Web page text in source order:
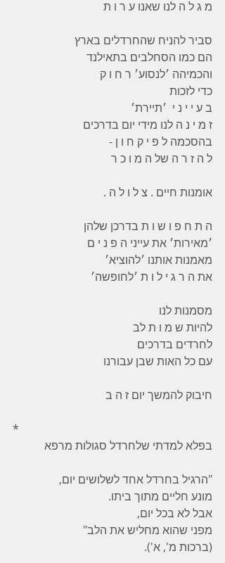
מ ג ל ה לנו שאנו ע ר ו ת
סביר להניח שהחרדלים בארץ
הם כמו הסחלבים בתאילנד
והכמיהה ׳לנסוע׳ ר ח ו ק
כדי לזכות
ב ע י י נ י  ׳תיירת׳
ז מ י נ ה לנו מידי יום בדרכים
בהסכמה ל פ י ק ח ו ן -
ל ה ז ר ה של ה מ ו כ ר
אומנות חיים . צ ל ו ל ה .
ה ת ח פ ו ש ו ת בדרכן שלהן
׳מאירות׳ את עייני ה פ נ י ם
מאמנות אותנו ׳להוציא׳
את ה ר ג י ל ו ת ׳לחופשה׳
מסמנות לנו
להיות ש מ ו ת לב
לחרדים בדרכים
עם כל האות שבן עבורנו
חיבוק להמשך יום ז ה ב
*
בפלא למדתי שלחרדל סגולות מרפא
"הרגיל בחרדל אחד לשלושים יום,
מונע חליים מתוך ביתו.
אבל לא בכל יום,
מפני שהוא מחליש את הלב"
(ברכות מ', א').